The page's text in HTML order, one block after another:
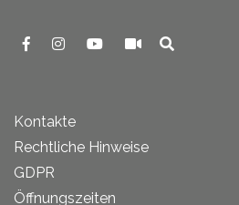
Kontakte
Rechtliche Hinweise
GDPR
Öffnungszeiten